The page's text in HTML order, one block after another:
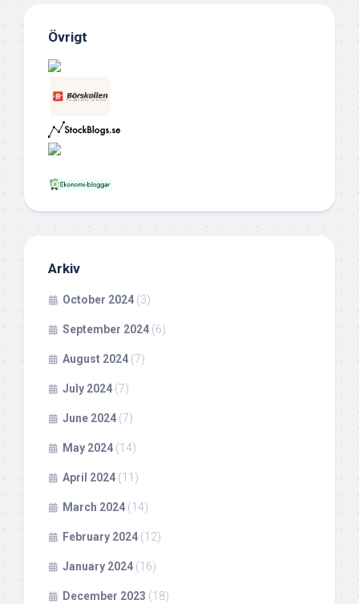
Övrigt
Arkiv
October 2024 (3)
September 2024 (6)
August 2024 (7)
July 2024 (7)
June 2024 (7)
May 2024 (14)
April 2024 (11)
March 2024 (14)
February 2024 (12)
January 2024 (16)
December 2023 (18)